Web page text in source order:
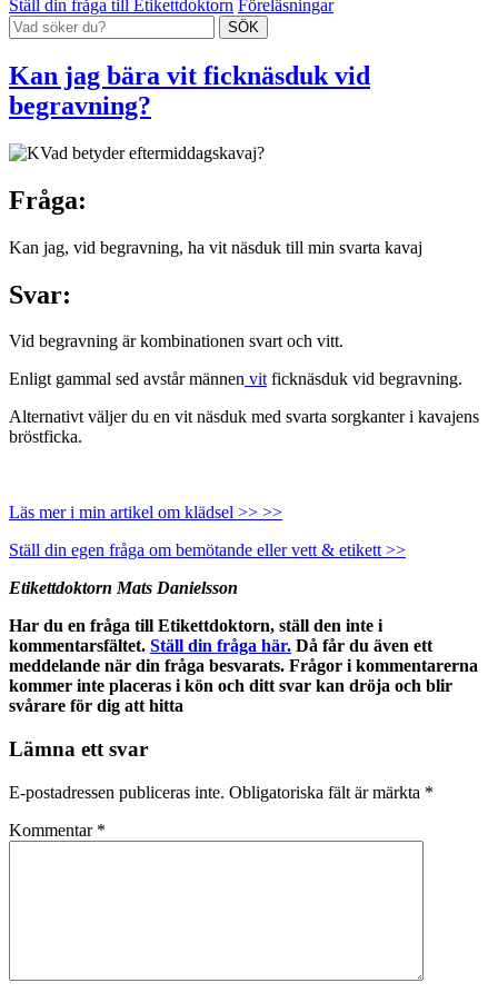
Ställ din fråga till Etikettdoktorn Föreläsningar
Kan jag bära vit ficknäsduk vid
begravning?
Fråga:
Kan jag, vid begravning, ha vit näsduk till min svarta kavaj
Svar:
Vid begravning är kombinationen svart och vitt.
Enligt gammal sed avstår männen vitficknäsduk vid begravning.
Alternativt väljer du en vit näsduk med svarta sorgkanter i kavajens
bröstficka.
Läs mer i min artikel om klädsel >> >>
Ställ din egen fråga om bemötande eller vett & etikett >>
Etikettdoktorn Mats Danielsson
Har du en fråga till Etikettdoktorn, ställ den inte i
kommentarsfältet. Ställ din fråga här. Då får du även ett
meddelande när din fråga besvarats. Frågor i kommentarerna
kommer inte placeras i kön och ditt svar kan dröja och blir
svårare för dig att hitta
Lämna ett svar
E-postadressen publiceras inte. Obligatoriska fält är märkta *
Kommentar *